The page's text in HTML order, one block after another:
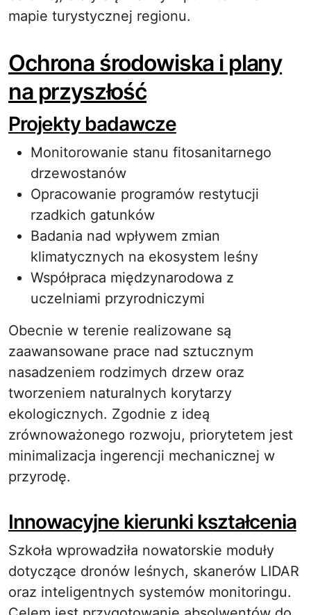
mapie turystycznej regionu.
Ochrona środowiska i plany
na przyszłość
Projekty badawcze
Monitorowanie stanu fitosanitarnego
drzewostanów
Opracowanie programów restytucji
rzadkich gatunków
Badania nad wpływem zmian
klimatycznych na ekosystem leśny
Współpraca międzynarodowa z
uczelniami przyrodniczymi
Obecnie w terenie realizowane są
zaawansowane prace nad sztucznym
nasadzeniem rodzimych drzew oraz
tworzeniem naturalnych korytarzy
ekologicznych. Zgodnie z ideą
zrównoważonego rozwoju, priorytetem jest
minimalizacja ingerencji mechanicznej w
przyrodę.
Innowacyjne kierunki kształcenia
Szkoła wprowadziła nowatorskie moduły
dotyczące dronów leśnych, skanerów LIDAR
oraz inteligentnych systemów monitoringu.